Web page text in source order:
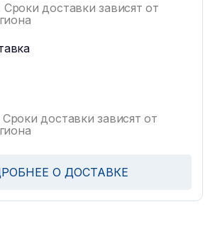
доставки зависят от
доставки зависят от
О ДОСТАВКЕ